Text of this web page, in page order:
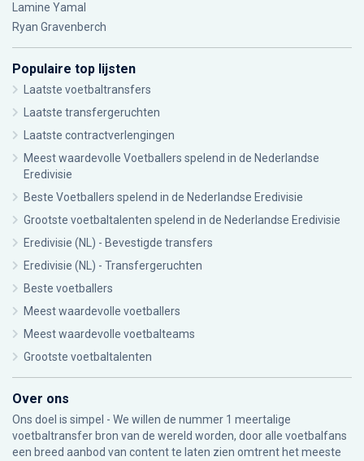
Lamine Yamal
Ryan Gravenberch
Populaire top lijsten
Laatste voetbaltransfers
Laatste transfergeruchten
Laatste contractverlengingen
Meest waardevolle Voetballers spelend in de Nederlandse
Eredivisie
Beste Voetballers spelend in de Nederlandse Eredivisie
Grootste voetbaltalenten spelend in de Nederlandse Eredivisie
Eredivisie (NL) - Bevestigde transfers
Eredivisie (NL) - Transfergeruchten
Beste voetballers
Meest waardevolle voetballers
Meest waardevolle voetbalteams
Grootste voetbaltalenten
Over ons
Ons doel is simpel - We willen de nummer 1 meertalige
voetbaltransfer bron van de wereld worden, door alle voetbalfans
een breed aanbod van content te laten zien omtrent het meeste